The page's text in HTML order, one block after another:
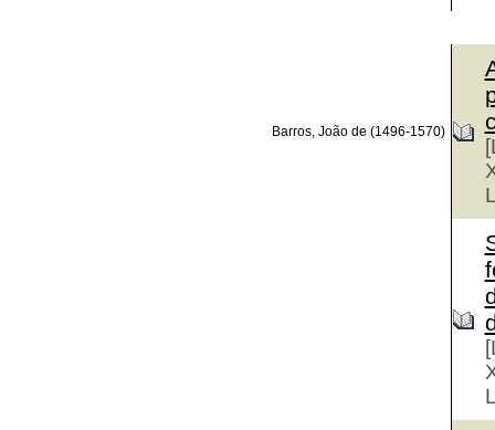
Barros, João de (1496-1570)